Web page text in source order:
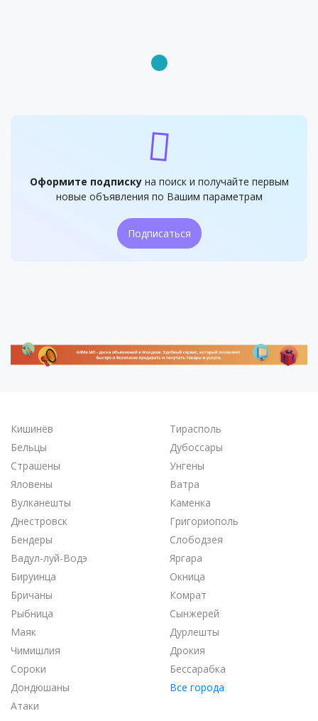
Оформите подпискуна поиск и получайте первым
новые объявления по Вашим параметрам
Подписаться
Кишинёв
Бельцы
Страшены
Яловены
Вулканешты
Днестровск
Бендеры
Вадул-луй-Водэ
Тирасполь
Дубоссары
Унгены
Ватра
Каменка
Григориополь
Слободзея
Яргара
Бируинца
Бричаны
Рыбница
Маяк
Чимишлия
Сороки
Дондюшаны
Атаки
Окница
Комрат
Сынжерей
Дурлешты
Дрокия
Бессарабка
Все города